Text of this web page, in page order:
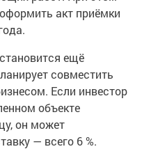
акт приёмки
ещё
совместить
Если инвестор
объекте
он может
— всего 6 %.